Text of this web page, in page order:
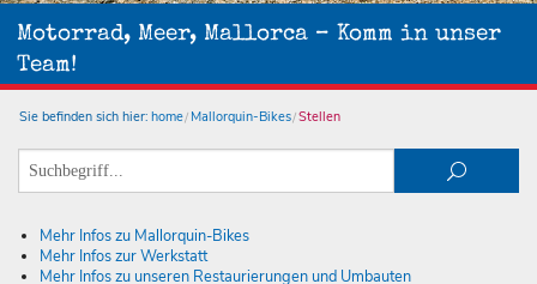
Motorrad, Meer, Mallorca – Komm in unser
Team!
Sie befinden sich hier: home Mallorquin-Bikes Stellen
Mehr Infos zu Mallorquin-Bikes
Mehr Infos zur Werkstatt
Mehr Infos zu unseren Restaurierungen und Umbauten